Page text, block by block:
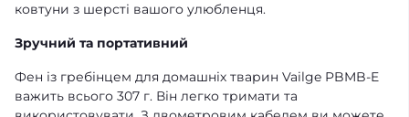
ковтуни з шерсті вашого улюбленця.
Зручний та портативний
Фен із гребінцем для домашніх тварин Vailge PBMB-E
важить всього 307 г. Він легко тримати та